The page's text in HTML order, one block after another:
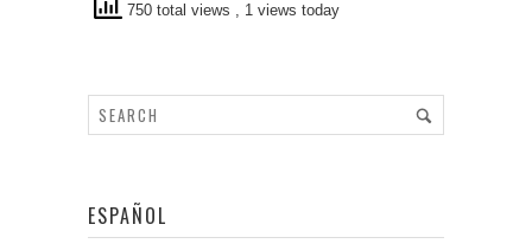
750 total views , 1 views today
ESPAÑOL